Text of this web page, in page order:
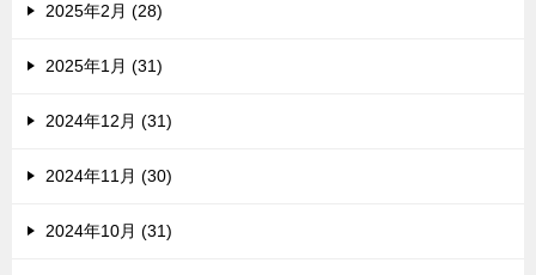
2025年2月 (28)
2025年1月 (31)
2024年12月 (31)
2024年11月 (30)
2024年10月 (31)